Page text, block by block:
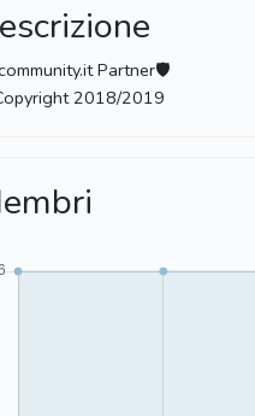
Partner🛡
2018/2019